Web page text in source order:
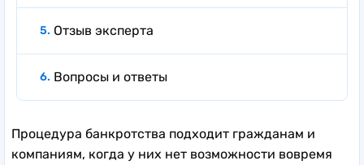
Отзыв эксперта
Вопросы и ответы
Процедура банкротства подходит гражданам и
компаниям, когда у них нет возможности вовремя